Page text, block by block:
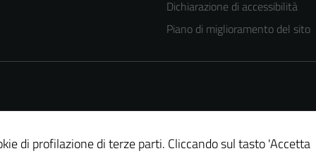
Dichiarazione di accessibilità
Piano di miglioramento del sito
di profilazione di terze parti. Cliccando sul tasto 'Accetta
Tecnici